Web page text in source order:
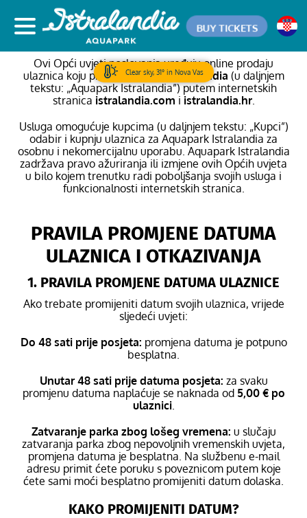
BUY TICKETS
Clear sky, 31° in Nova Vas
OPĆI UVJETI POSLOVANJA
Ovi Opći uvjeti poslovanja uređuju online prodaju
ulaznica koju pruža Aquapark Istralandia (u daljnjem
tekstu: „Aquapark Istralandia”) putem internetskih
stranica istralandia.com i istralandia.hr.
Usluga omogućuje kupcima (u daljnjem tekstu: „Kupci”)
odabir i kupnju ulaznica za Aquapark Istralandia za
osobnu i nekomercijalnu uporabu. Aquapark Istralandia
zadržava pravo ažuriranja ili izmjene ovih Općih uvjeta
u bilo kojem trenutku radi poboljšanja svojih usluga i
funkcionalnosti internetskih stranica.
PRAVILA PROMJENE DATUMA
ULAZNICA I OTKAZIVANJA
1. PRAVILA PROMJENE DATUMA ULAZNICE
Ako trebate promijeniti datum svojih ulaznica, vrijede
sljedeći uvjeti:
Do 48 sati prije posjeta: promjena datuma je potpuno
besplatna.
Unutar 48 sati prije datuma posjeta: za svaku
promjenu datuma naplaćuje se naknada od 5,00 € po
ulaznici.
Zatvaranje parka zbog lošeg vremena: u slučaju
zatvaranja parka zbog nepovoljnih vremenskih uvjeta,
promjena datuma je besplatna. Na službenu e-mail
adresu primit ćete poruku s poveznicom putem koje
ćete sami moći besplatno promijeniti datum dolaska.
KAKO PROMIJENITI DATUM?